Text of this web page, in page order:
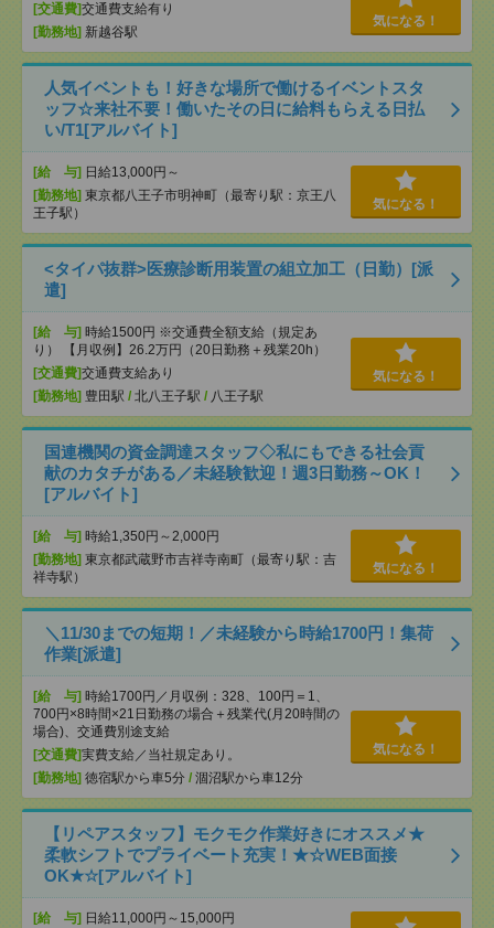
[交通費]交通費支給有り
[勤務地] 新越谷駅
気になる！
人気イベントも！好きな場所で働けるイベントスタ
ッフ☆来社不要！働いたその日に給料もらえる日払
い/T1[アルバイト]
[給 与] 日給13,000円～
[勤務地] 東京都八王子市明神町（最寄り駅：京王八
王子駅）
気になる！
<タイパ抜群>医療診断用装置の組立加工（日勤）[派
遣]
[給 与] 時給1500円 ※交通費全額支給（規定あ
り） 【月収例】26.2万円（20日勤務＋残業20h）
[交通費]交通費支給あり
[勤務地] 豊田駅 / 北八王子駅 / 八王子駅
気になる！
国連機関の資金調達スタッフ◇私にもできる社会貢
献のカタチがある／未経験歓迎！週3日勤務～OK！
[アルバイト]
[給 与] 時給1,350円～2,000円
[勤務地] 東京都武蔵野市吉祥寺南町（最寄り駅：吉
祥寺駅）
気になる！
＼11/30までの短期！／未経験から時給1700円！集荷
作業[派遣]
[給 与] 時給1700円／月収例：328、100円＝1、
700円×8時間×21日勤務の場合＋残業代(月20時間の
場合)、交通費別途支給
[交通費]実費支給／当社規定あり。
[勤務地] 徳宿駅から車5分 / 涸沼駅から車12分
気になる！
【リペアスタッフ】モクモク作業好きにオススメ★
柔軟シフトでプライベート充実！★☆WEB面接
OK★☆[アルバイト]
[給 与] 日給11,000円～15,000円